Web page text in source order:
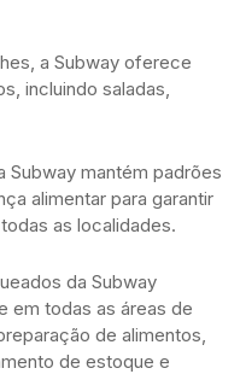
a Subway oferece
incluindo saladas,
Subway mantém padrões
alimentar para garantir
as localidades.
da Subway
em todas as áreas de
de alimentos,
de estoque e